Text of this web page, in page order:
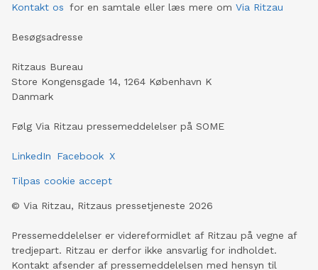
Kontakt os for en samtale eller læs mere om Via Ritzau
Besøgsadresse
Ritzaus Bureau
Store Kongensgade 14, 1264 København K
Danmark
Følg Via Ritzau pressemeddelelser på SOME
LinkedIn Facebook X
Tilpas cookie accept
© Via Ritzau, Ritzaus pressetjeneste 2026
Pressemeddelelser er videreformidlet af Ritzau på vegne af
tredjepart. Ritzau er derfor ikke ansvarlig for indholdet.
Kontakt afsender af pressemeddelelsen med hensyn til